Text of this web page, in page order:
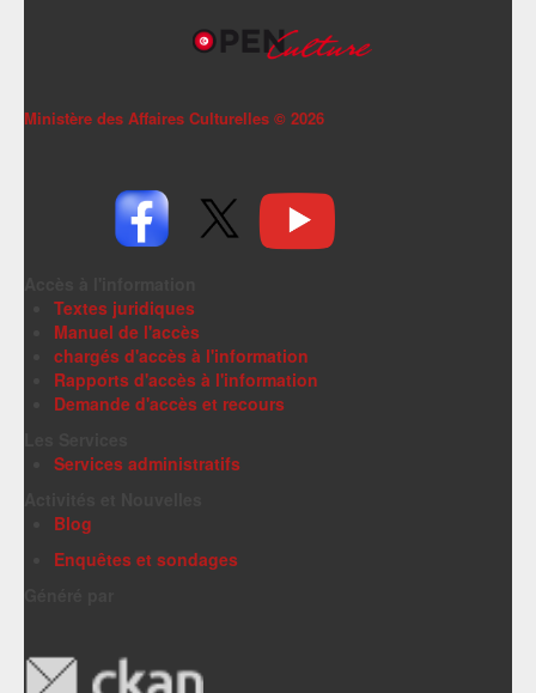
Ministère des Affaires Culturelles © 2026
Textes juridiques
Manuel de l'accès
chargés d'accès à l'information
Rapports d'accès à l'information
Demande d'accès et recours
Services administratifs
Blog
Enquêtes et sondages